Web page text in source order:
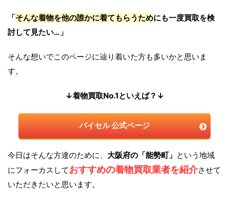
「そんな着物を他の誰かに着てもらうためにも一度買取を検
討して見たい…」
そんな想いでこのページに辿り着いた方も多いかと思いま
す。
↓着物買取No.1といえば？↓
バイセル 公式ページ
今日はそんな方達のために、 大阪府の「能勢町」 という地域
にフォーカスしておすすめの着物買取業者を紹介させて
いただきたいと思います。